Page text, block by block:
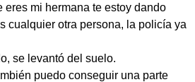
mi hermana te estoy dando
cualquier otra persona, la policía ya
se levantó del suelo.
puedo conseguir una parte